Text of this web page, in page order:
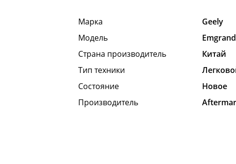
Марка
Geely
Модель
Emgrand
Страна производитель
Китай
Тип техники
Состояние
Hовое
Производитель